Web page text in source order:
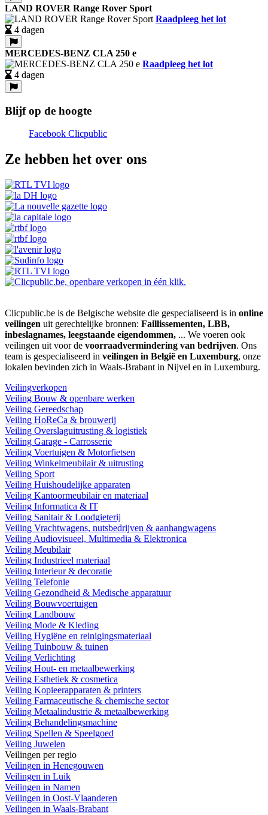
LAND ROVER Range Rover Sport
Raadpleeg het lot
4 dagen
MERCEDES-BENZ CLA 250 e
Raadpleeg het lot
4 dagen
Blijf op de hoogte
Facebook Clicpublic
Ze hebben het over ons
Clicpublic.be is de Belgische website die gespecialiseerd is in online
veilingen uit gerechtelijke bronnen: Faillissementen, LBB,
inbeslagnames, leegstaande eigendommen, ... We voeren ook
veilingen uit voor de voorraadvermindering van bedrijven. Ons
team is gespecialiseerd in veilingen in België en Luxemburg, onze
lokalen bevinden zich in Waals-Brabant in Nijvel en in Luxemburg.
Veilingverkopen
Veiling Bouw & openbare werken
Veiling Gereedschap
Veiling HoReCa & brouwerij
Veiling Overslaguitrusting & logistiek
Veiling Garage - Carrosserie
Veiling Voertuigen & Motorfietsen
Veiling Winkelmeubilair & uitrusting
Veiling Sport
Veiling Huishoudelijke apparaten
Veiling Kantoormeubilair en materiaal
Veiling Informatica & IT
Veiling Sanitair & Loodgieterij
Veiling Vrachtwagens, nutsbedrijven & aanhangwagens
Veiling Audiovisueel, Multimedia & Elektronica
Veiling Meubilair
Veiling Industrieel materiaal
Veiling Interieur & decoratie
Veiling Telefonie
Veiling Gezondheid & Medische apparatuur
Veiling Bouwvoertuigen
Veiling Landbouw
Veiling Mode & Kleding
Veiling Hygiëne en reinigingsmateriaal
Veiling Tuinbouw & tuinen
Veiling Verlichting
Veiling Hout- en metaalbewerking
Veiling Esthetiek & cosmetica
Veiling Kopieerapparaten & printers
Veiling Farmaceutische & chemische sector
Veiling Metaalindustrie & metaalbewerking
Veiling Behandelingsmachine
Veiling Spellen & Speelgoed
Veiling Juwelen
Veilingen per regio
Veilingen in Henegouwen
Veilingen in Luik
Veilingen in Namen
Veilingen in Oost-Vlaanderen
Veilingen in Waals-Brabant